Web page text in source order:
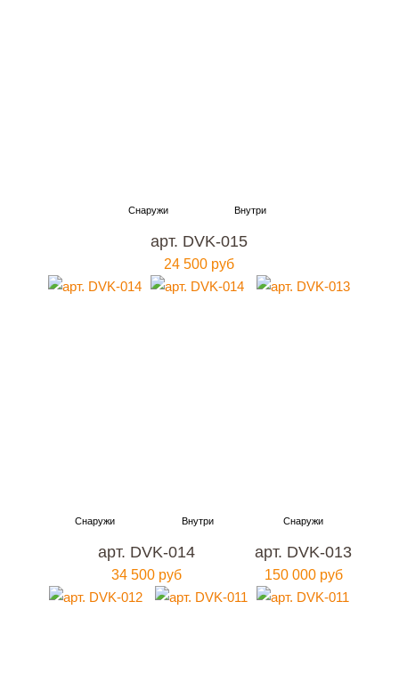
арт. DVK-015
24 500 руб
арт. DVK-014
34 500 руб
арт. DVK-013
150 000 руб